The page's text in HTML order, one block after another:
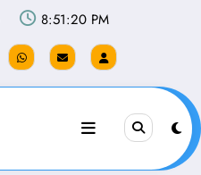
8:51:20 PM